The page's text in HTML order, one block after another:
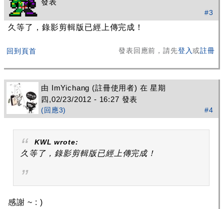
#3
久等了，錄影剪輯版已經上傳完成！
回到頁首 發表回應前，請先登入或註冊
由 ImYichang (註冊使用者) 在 星期
四,02/23/2012 - 16:27 發表
(回應3) #4
KWL wrote:
久等了，錄影剪輯版已經上傳完成！
感謝 ~ : )